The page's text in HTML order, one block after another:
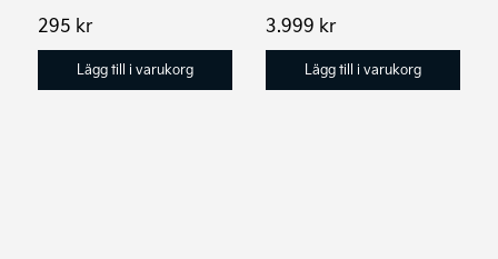
295 kr
Lägg till i varukorg
3.999 kr
Lägg till i varukorg